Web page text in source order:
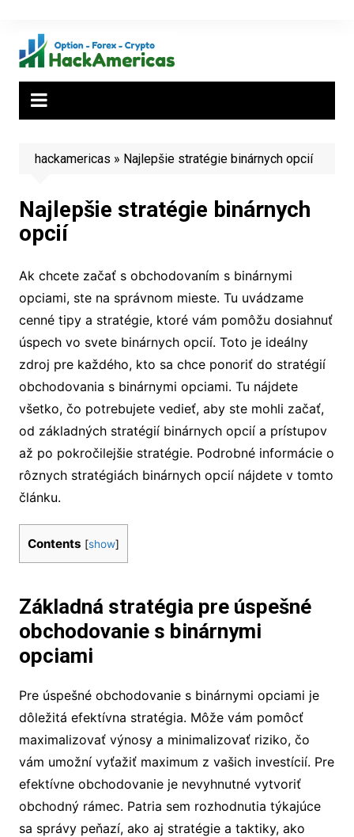
content
hackamericas » Najlepšie stratégie binárnych opcií
Najlepšie stratégie binárnych
opcií
Ak chcete začať s obchodovaním s binárnymi
opciami, ste na správnom mieste. Tu uvádzame
cenné tipy a stratégie, ktoré vám pomôžu dosiahnuť
úspech vo svete binárnych opcií. Toto je ideálny
zdroj pre každého, kto sa chce ponoriť do stratégií
obchodovania s binárnymi opciami. Tu nájdete
všetko, čo potrebujete vedieť, aby ste mohli začať,
od základných stratégií binárnych opcií a prístupov
až po pokročilejšie stratégie. Podrobné informácie o
rôznych stratégiách binárnych opcií nájdete v tomto
článku.
Contents [show]
Základná stratégia pre úspešné
obchodovanie s binárnymi
opciami
Pre úspešné obchodovanie s binárnymi opciami je
dôležitá efektívna stratégia. Môže vám pomôcť
maximalizovať výnosy a minimalizovať riziko, čo
vám umožní vyťažiť maximum z vašich investícií. Pre
efektívne obchodovanie je nevyhnutné vytvoriť
obchodný rámec. Patria sem rozhodnutia týkajúce
sa správy peňazí, ako aj stratégie a taktiky, ako